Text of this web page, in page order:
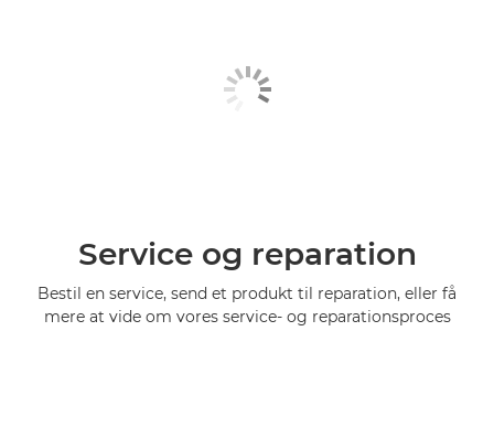
Service og reparation
Bestil en service, send et produkt til reparation, eller få
mere at vide om vores service- og reparationsproces